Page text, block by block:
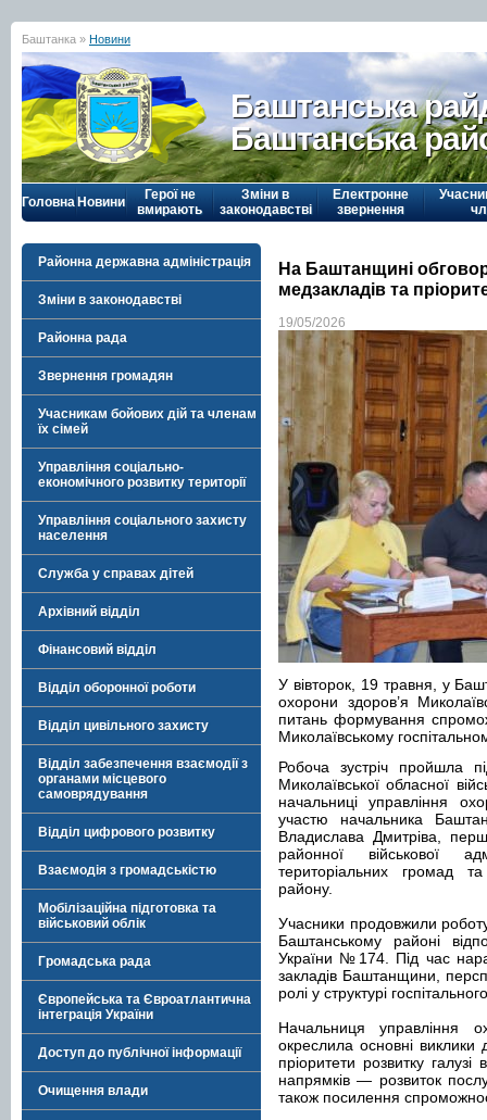
Баштанка » Новини
Баштанська
Баштанська
Головна Новини
Герої не
вмирають
Зміни в
законодавстві
Електронне
звернення
Районна державна адміністрація
Зміни в законодавстві
Районна рада
Звернення громадян
Учасникам бойових дій та членам
їх сімей
Управління соціально-
економічного розвитку території
Управління соціального захисту
населення
Служба у справах дітей
Архівний відділ
Фінансовий відділ
Відділ оборонної роботи
Відділ цивільного захисту
Відділ забезпечення взаємодії з
органами місцевого
самоврядування
Відділ цифрового розвитку
Взаємодія з громадськістю
Мобілізаційна підготовка та
військовий облік
Громадська рада
Європейська та Євроатлантична
інтеграція України
Доступ до публічної інформації
Очищення влади
На Баштанщині
медзакладів та
19/05/2026
У вівторок, 19 травня, у
охорони здоров’я
питань формування
Миколаївському
Робоча зустріч пройшла
Миколаївської обласної
начальниці управління
участю начальника
Владислава Дмитріва,
районної військової
територіальних громад
району.
Учасники продовжили
Баштанському районі
України №174. Під час
закладів Баштанщини,
ролі у структурі
Начальниця управління
окреслила основні виклики
пріоритети розвитку
напрямків — розвиток
також посилення